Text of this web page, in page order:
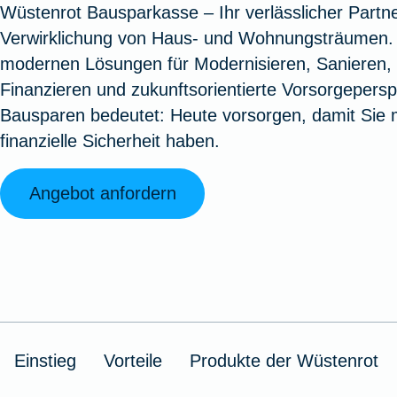
Oldtimerversicherung
Fahrradversicherung
Zur Produktübersicht
Haus- und
Jagd-
Jäger-
Augenzusatzversicherung
Pflegemonatsgeld
Zur Produktübersicht
Zur
Zur
Vermögensschadenversicherung
Kunstversicherung
Zur Serviceübersicht
Wüstenrot Bausparkasse – Ihr verlässlicher
Verwirklichung von Haus- und
modernen Lösungen für Modernisieren, Sanieren,
Finanzieren und zukunftsorientierte
Bausparen bedeutet: Heute vorsorgen, damit Sie
finanzielle Sicherheit haben.
Angebot anfordern
Einstieg Vorteile Produkte der Wüstenrot